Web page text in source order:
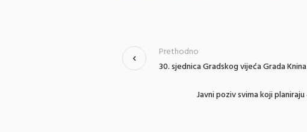
30. sjednica Gradskog vijeća Grada
Prethodno
Javni poziv svima koji